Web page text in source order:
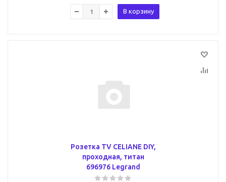
В корзину
Розетка TV CELIANE DIY,
проходная, титан
696976 Legrand